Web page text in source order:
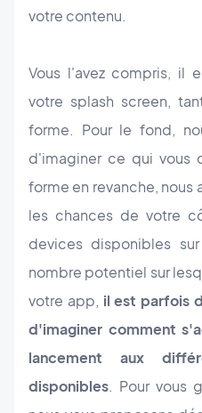
votre contenu.
Vous l'avez compris, il
votre splash screen,
forme. Pour le fond,
d'imaginer ce qui vous
forme en revanche, nous
les chances de votre
devices disponibles
nombre potentiel sur
votre app, il est parfois
d'imaginer comment
lancement aux
disponibles. Pour vous